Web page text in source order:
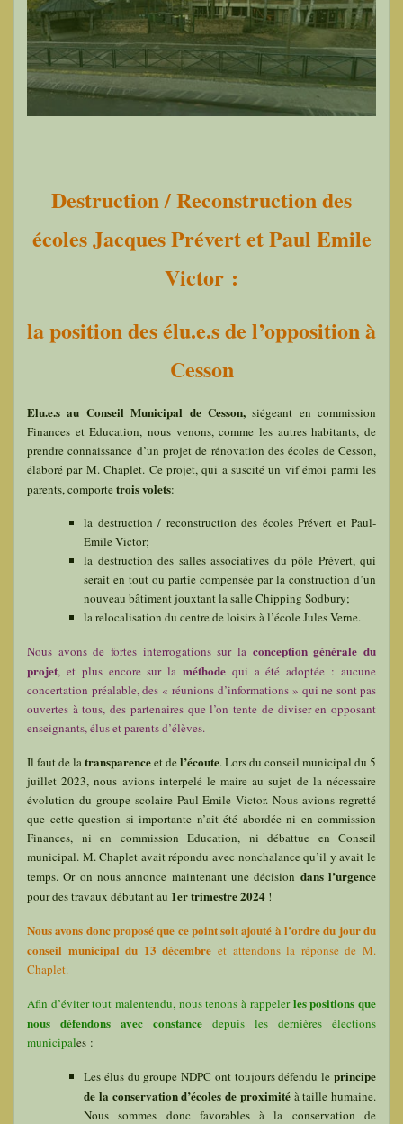
Destruction / Reconstruction des
écoles Jacques Prévert et Paul Emile
Victor :
la position des élu.e.s de l’opposition à
Cesson
Elu.e.s au Conseil Municipal de Cesson,siégeant en commission
Finances et Education, nous venons, comme les autres habitants, de
prendre connaissance d’un projet de rénovation des écoles de Cesson,
élaboré par M. Chaplet. Ce projet, qui a suscité un vif émoi parmi les
parents, comportetrois volets:
la destruction / reconstruction des écoles Prévert et Paul-
Emile Victor;
la destruction des salles associatives du pôle Prévert, qui
serait en tout ou partie compensée par la construction d’un
nouveau bâtiment jouxtant la salle Chipping Sodbury;
la relocalisation du centre de loisirs à l’école Jules Verne.
Nous avons de fortes interrogations sur la conception générale du
projet, et plus encore sur la méthode qui a été adoptée : aucune
concertation préalable, des « réunions d’informations » qui ne sont pas
ouvertes à tous, des partenaires que l’on tente de diviser en opposant
enseignants, élus et parents d’élèves.
Il faut de la transparenceet del’écoute. Lors du conseil municipal du 5
juillet 2023, nous avions interpelé le maire au sujet de la nécessaire
évolution du groupe scolaire Paul Emile Victor. Nous avions regretté
que cette question si importante n’ait été abordée ni en commission
Finances, ni en commission Education, ni débattue en Conseil
municipal. M. Chaplet avait répondu avec nonchalance qu’il y avait le
temps. Or on nous annonce maintenant une décision dans l’urgence
pour des travaux débutant au 1er trimestre 2024 !
Nous avons donc proposé que ce point soit ajouté à l’ordre du jour du
conseil municipal du 13 décembre et attendons la réponse de M.
Chaplet.
Afin d’éviter tout malentendu, nous tenons à rappelerles positions que
nous défendons avec constance depuis les dernières élections
municipales :
Les élus du groupe NDPC ont toujours défendu le principe
de la conservation d’écoles de proximitéà taille humaine.
Nous sommes donc favorables à la conservation de